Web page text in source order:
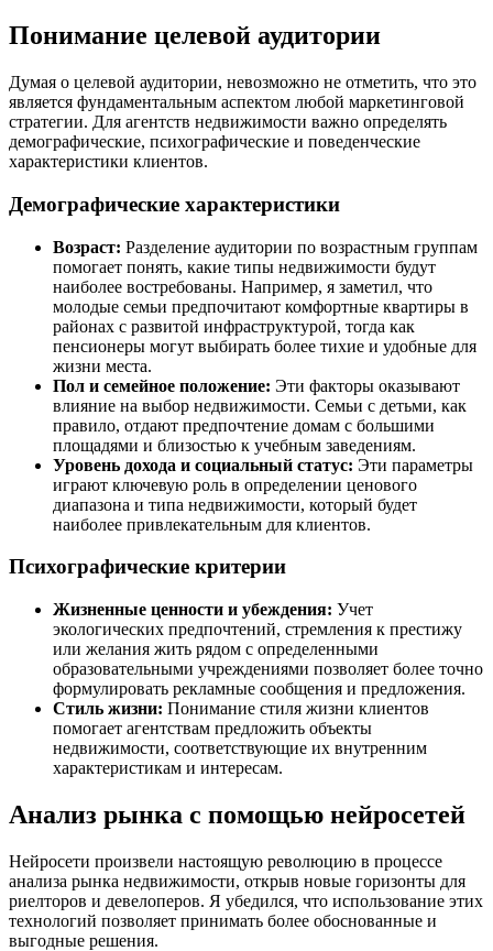
Понимание целевой аудитории
Думая о целевой аудитории, невозможно не отметить, что это
является фундаментальным аспектом любой маркетинговой
стратегии. Для агентств недвижимости важно определять
демографические, психографические и поведенческие
характеристики клиентов.
Демографические характеристики
Возраст: Разделение аудитории по возрастным группам
помогает понять, какие типы недвижимости будут
наиболее востребованы. Например, я заметил, что
молодые семьи предпочитают комфортные квартиры в
районах с развитой инфраструктурой, тогда как
пенсионеры могут выбирать более тихие и удобные для
жизни места.
Пол и семейное положение: Эти факторы оказывают
влияние на выбор недвижимости. Семьи с детьми, как
правило, отдают предпочтение домам с большими
площадями и близостью к учебным заведениям.
Уровень дохода и социальный статус: Эти параметры
играют ключевую роль в определении ценового
диапазона и типа недвижимости, который будет
наиболее привлекательным для клиентов.
Психографические критерии
Жизненные ценности и убеждения: Учет
экологических предпочтений, стремления к престижу
или желания жить рядом с определенными
образовательными учреждениями позволяет более точно
формулировать рекламные сообщения и предложения.
Стиль жизни: Понимание стиля жизни клиентов
помогает агентствам предложить объекты
недвижимости, соответствующие их внутренним
характеристикам и интересам.
Анализ рынка с помощью нейросетей
Нейросети произвели настоящую революцию в процессе
анализа рынка недвижимости, открыв новые горизонты для
риелторов и девелоперов. Я убедился, что использование этих
технологий позволяет принимать более обоснованные и
выгодные решения.